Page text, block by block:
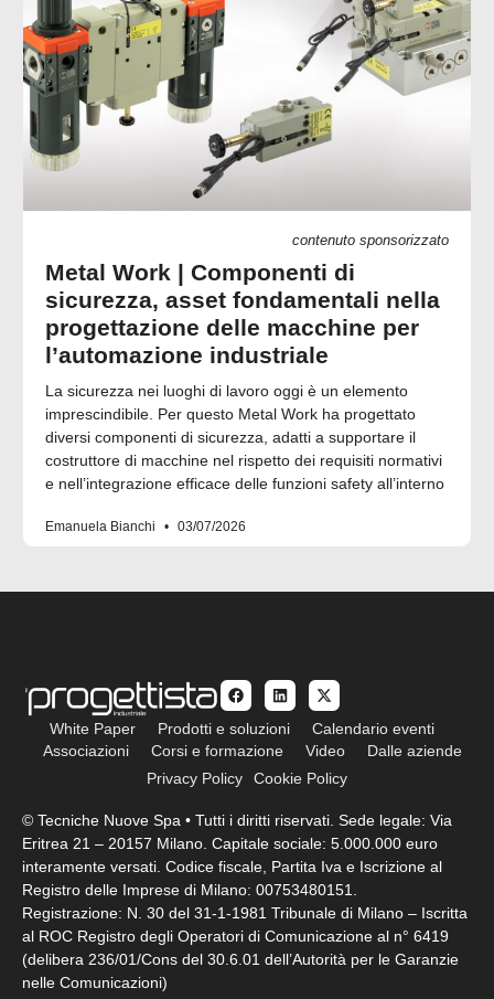
contenuto sponsorizzato
Metal Work | Componenti di
sicurezza, asset fondamentali nella
progettazione delle macchine per
l’automazione industriale
La sicurezza nei luoghi di lavoro oggi è un elemento
imprescindibile. Per questo Metal Work ha progettato
diversi componenti di sicurezza, adatti a supportare il
costruttore di macchine nel rispetto dei requisiti normativi
e nell’integrazione efficace delle funzioni safety all’interno
Emanuela Bianchi 03/07/2026
White Paper Prodotti e soluzioni
Calendario eventi
Associazioni
Corsi e formazione Video
Dalle aziende
Privacy Policy
Cookie Policy
© Tecniche Nuove Spa • Tutti i diritti riservati. Sede legale: Via
Eritrea 21 – 20157 Milano. Capitale sociale: 5.000.000 euro
interamente versati. Codice fiscale, Partita Iva e Iscrizione al
Registro delle Imprese di Milano: 00753480151.
Registrazione: N. 30 del 31-1-1981 Tribunale di Milano – Iscritta
al ROC Registro degli Operatori di Comunicazione al n° 6419
(delibera 236/01/Cons del 30.6.01 dell’Autorità per le Garanzie
nelle Comunicazioni)